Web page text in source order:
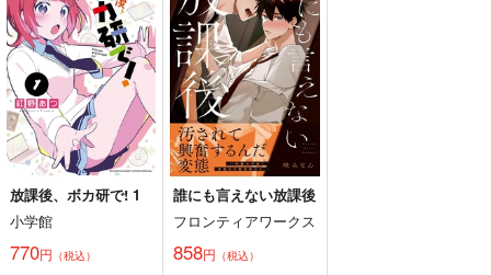
通勤道中であの娘がぱ
んつを見せてくる本
13
嘘つき屋
662円（税込）
オリジナル
カート
≪新刊発売記念
≫【B5アクリルボー
ド】艶娘幻夢譚
T2 ART WORKS
専売 4,400円（税込）
オリジナル
カート
5年目の放課後
891円（税込）
くるみ
サンプル
作品詳細
ク
5年目の放課後
899円（税込）
くるみ
サンプル
作品詳細
放課後、ボカ研で! 1
小学館
770円 （税込）
誰にも言えない放課後
フロンティアワークス
858円 （税込）